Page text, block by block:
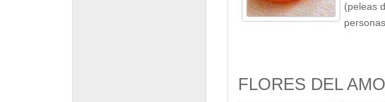
(peleas
FLORES DEL